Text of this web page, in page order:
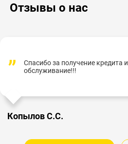
Отзывы о нас
Спасибо за получение кредита
обслуживание!!!
Копылов С.С.